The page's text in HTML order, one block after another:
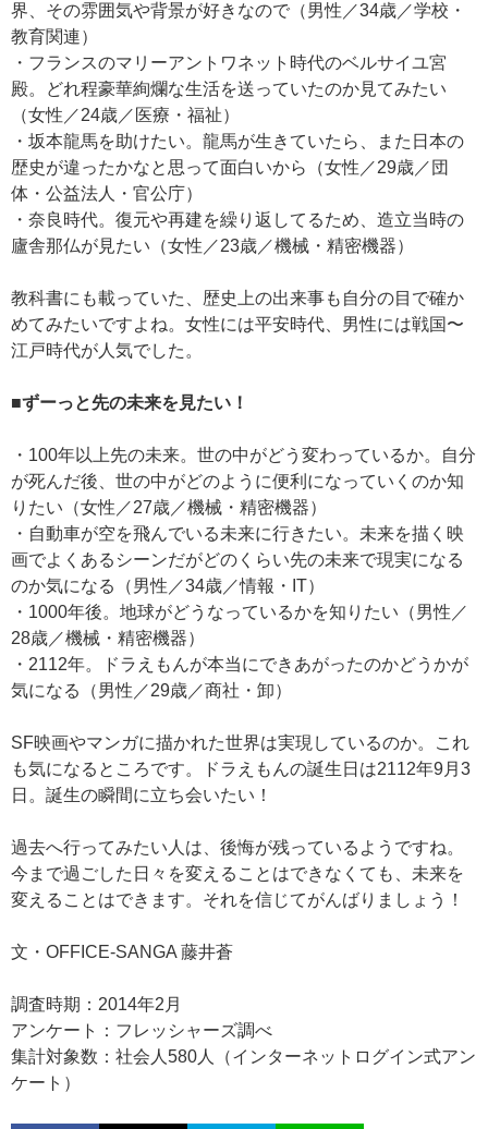
界、その雰囲気や背景が好きなので（男性／34歳／学校・
教育関連）
・フランスのマリーアントワネット時代のベルサイユ宮
殿。どれ程豪華絢爛な生活を送っていたのか見てみたい
（女性／24歳／医療・福祉）
・坂本龍馬を助けたい。龍馬が生きていたら、また日本の
歴史が違ったかなと思って面白いから（女性／29歳／団
体・公益法人・官公庁）
・奈良時代。復元や再建を繰り返してるため、造立当時の
廬舎那仏が見たい（女性／23歳／機械・精密機器）
教科書にも載っていた、歴史上の出来事も自分の目で確か
めてみたいですよね。女性には平安時代、男性には戦国〜
江戸時代が人気でした。
■ずーっと先の未来を見たい！
・100年以上先の未来。世の中がどう変わっているか。自分
が死んだ後、世の中がどのように便利になっていくのか知
りたい（女性／27歳／機械・精密機器）
・自動車が空を飛んでいる未来に行きたい。未来を描く映
画でよくあるシーンだがどのくらい先の未来で現実になる
のか気になる（男性／34歳／情報・IT）
・1000年後。地球がどうなっているかを知りたい（男性／
28歳／機械・精密機器）
・2112年。ドラえもんが本当にできあがったのかどうかが
気になる（男性／29歳／商社・卸）
SF映画やマンガに描かれた世界は実現しているのか。これ
も気になるところです。ドラえもんの誕生日は2112年9月3
日。誕生の瞬間に立ち会いたい！
過去へ行ってみたい人は、後悔が残っているようですね。
今まで過ごした日々を変えることはできなくても、未来を
変えることはできます。それを信じてがんばりましょう！
文・OFFICE-SANGA 藤井蒼
調査時期：2014年2月
アンケート：フレッシャーズ調べ
集計対象数：社会人580人（インターネットログイン式アン
ケート）